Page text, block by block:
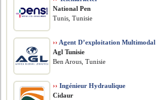
National Pen
Tunis, Tunisie
›› Agent D’exploitation Multimodal
Agl Tunisie
Ben Arous, Tunisie
›› Ingénieur Hydraulique
Cidaur